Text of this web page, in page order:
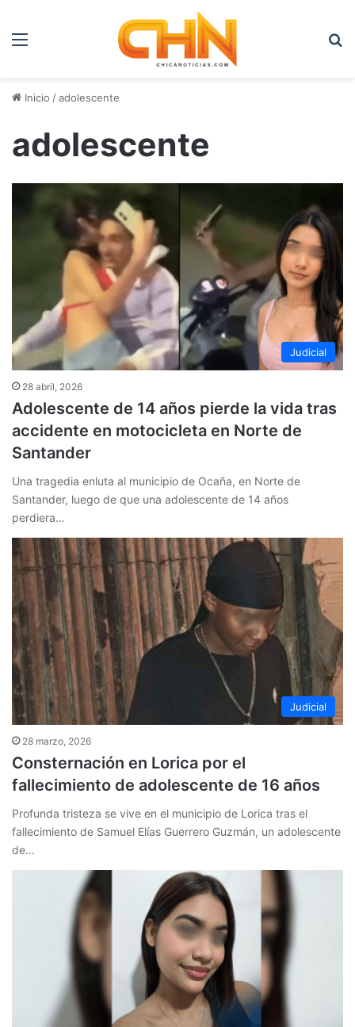
Menú
Inicio /adolescente
adolescente
Judicial
28 abril, 2026
Adolescente de 14 años pierde la vida tras
accidente en motocicleta en Norte de
Santander
Una tragedia enluta al municipio de Ocaña, en Norte de
Santander, luego de que una adolescente de 14 años
perdiera…
Judicial
28 marzo, 2026
Consternación en Lorica por el
fallecimiento de adolescente de 16 años
Profunda tristeza se vive en el municipio de Lorica tras el
fallecimiento de Samuel Elías Guerrero Guzmán, un adolescente
de…